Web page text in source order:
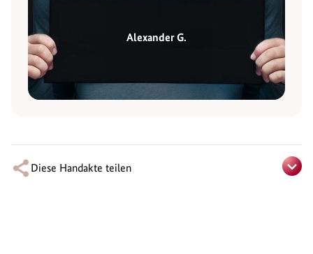
Alexander G.
Diese Handakte teilen